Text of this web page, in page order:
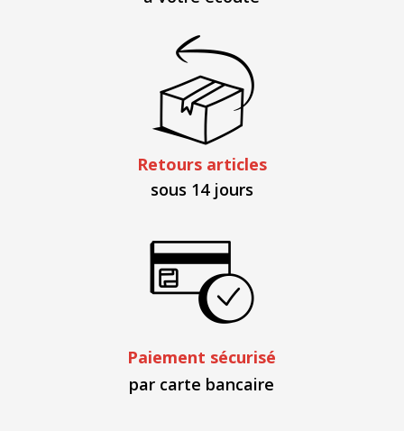
Retours articles
sous 14 jours
Paiement sécurisé
par carte bancaire